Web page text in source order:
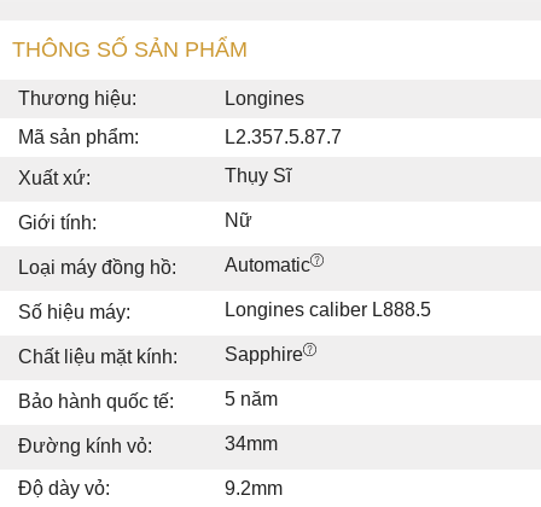
THÔNG SỐ SẢN PHẨM
Thương hiệu:
Longines
Mã sản phẩm:
L2.357.5.87.7
Xuất xứ:
Thụy Sĩ
Giới tính: Nữ
Loại máy đồng hồ: Automatic
Số hiệu máy: Longines caliber L888.5
Chất liệu mặt kính: Sapphire
Bảo hành quốc tế: 5 năm
Đường kính vỏ: 34mm
Độ dày vỏ:
9.2mm